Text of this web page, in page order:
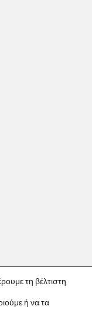
τη βέλτιστη
ή να τα